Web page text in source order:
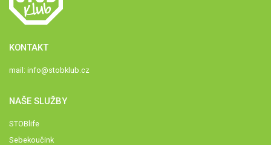
KONTAKT
mail: info@stobklub.cz
NAŠE SLUŽBY
STOBlife
Sebekoučink